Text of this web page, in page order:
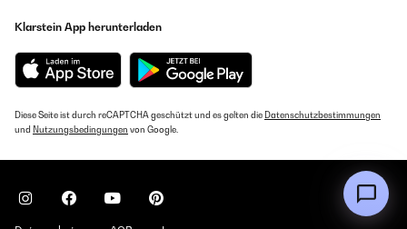
Klarstein App herunterladen
Diese Seite ist durch reCAPTCHA geschützt und es gelten die Datenschutzbestimmungen
und Nutzungsbedingungen von Google.